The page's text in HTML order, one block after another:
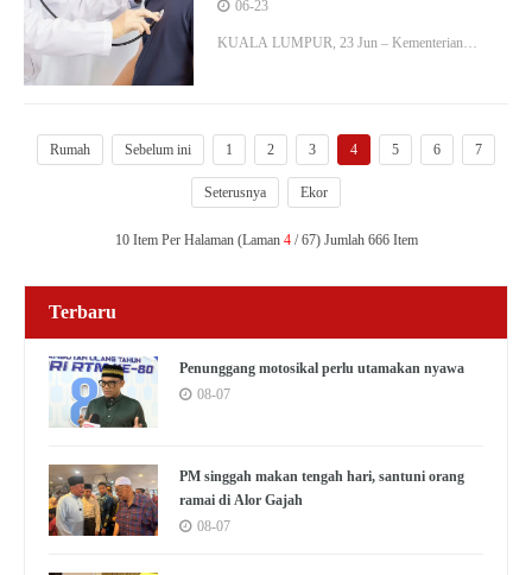
06-23
KUALA LUMPUR, 23 Jun – Kementerian
sebahagian daripada tulang…
Rumah
Sebelum ini 1 2 3 4 5 6 7
Seterusnya Ekor
10 Item Per Halaman (Laman 4/ 67) Jumlah 666 Item
Terbaru
Penunggang motosikal perlu utamakan nyawa
08-07
PM singgah makan tengah hari, santuni orang
ramai di Alor Gajah
08-07